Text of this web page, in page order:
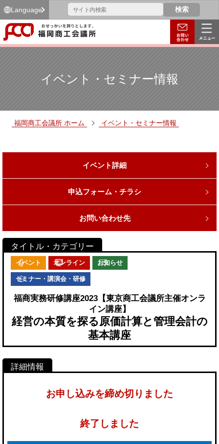
Language
イベント・セミナー情報
福岡商工会議所 ホーム イベント・セミナー情報
イベント詳細
申込フォーム・チラシ
お問い合わせ先
イベント オンライン お知らせ
セミナー・講演会・研修
福商実務研修講座2023【東京商工会議所主催オンラ
イン講座】
経営の本質を探る原価計算と管理会計の
基本講座
お申し込みを締め切りました
終了しました